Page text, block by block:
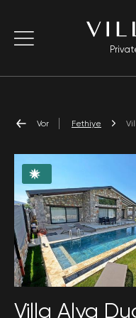
Vor Fethiye
Villa Alya